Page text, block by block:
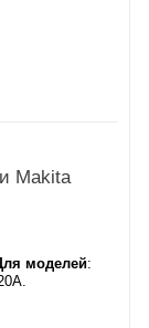
Makita
моделей: